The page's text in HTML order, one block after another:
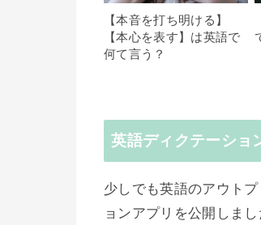
【本音を打ち明ける】
【本心を表す】は英語で
何て言う？
英語ディクテーシ
少しでも英語のアウト
ョンアプリを公開しまし